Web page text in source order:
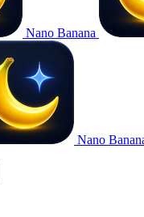
Nano Banana
Nano